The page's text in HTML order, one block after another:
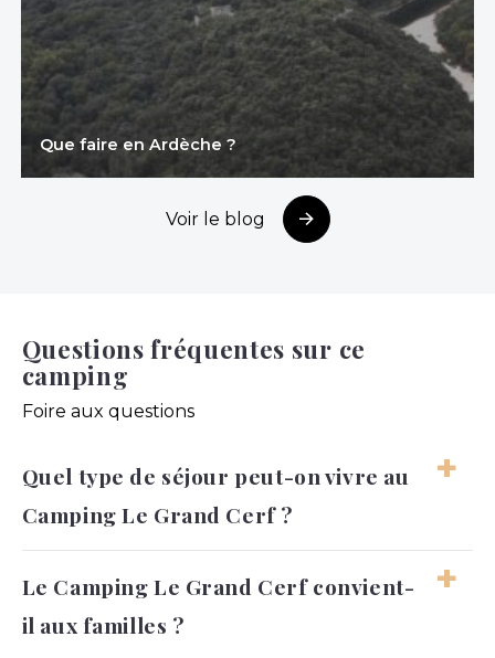
Que faire en Ardèche ?
Voir le blog
Questions fréquentes sur ce
camping
Foire aux questions
Quel type de séjour peut-on vivre au
Camping Le Grand Cerf ?
Le séjour peut être à la fois reposant, familial
et actif selon les envies. On garde une vraie
liberté dans le rythme des journées.
Le Camping Le Grand Cerf convient-
il aux familles ?